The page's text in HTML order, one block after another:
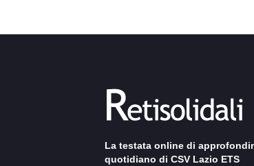
La testata online di
quotidiano di CSV Lazio ETS